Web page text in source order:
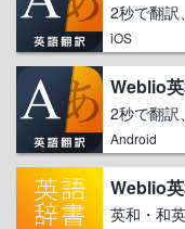
2秒で翻訳
iOS
Weblio
2秒で翻訳
Android
Weblio
英和・和